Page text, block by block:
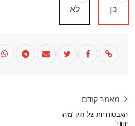
כן לא
מאמר קודם
האבסורדיות של חוק 'מיהו
יהודי'